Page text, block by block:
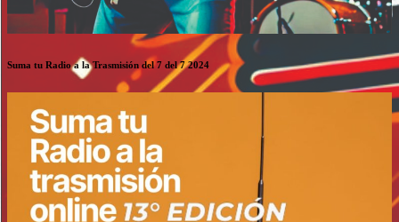
Suma tu Radio a la Trasmisión del 7 del 7 2024